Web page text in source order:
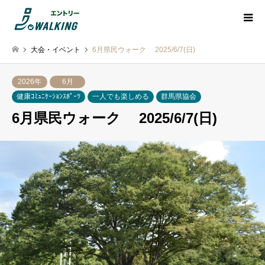
大会・イベント 6月県民ウォーク 2025/6/7(日)
2026年
6月
健康ｺﾐｭﾆｹｰｼｮﾝｽﾎﾟｰﾂ
一人でも楽しめる 群馬県協会
6月県民ウォーク 2025/6/7(日)